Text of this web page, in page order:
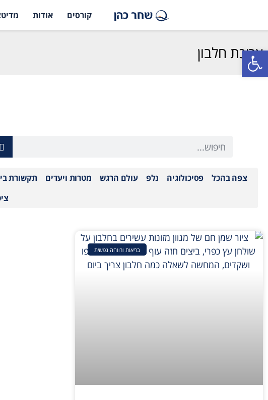
פתח סרגל נגישות
קורסים אודות
צריכת חלבון
צפה בהכל פסיכולוגיה נלפ עולם הרגש מטרות ויעדים תקשורת
בריאות ורווחה נפשית